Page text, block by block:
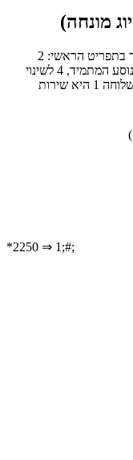
מונחה)
כדי להגיע לנציג אנושי באל על עדיף לבחור כבר בתפריט הראשי: 2
לתמיכה באתר, 3 למידע ובירורים על מועדון הנוסע המתמיד, 4 לשינוי
תאריך/יעד הטיסה או 5 לביטול הזמנה קיימת; שלוחה 1 היא שירות
)
*2250 ⇒ 1;#;